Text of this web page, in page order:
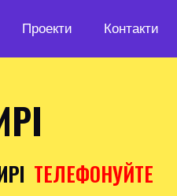
Проекти Контакти
ТЕЛЕФОНУЙТЕ